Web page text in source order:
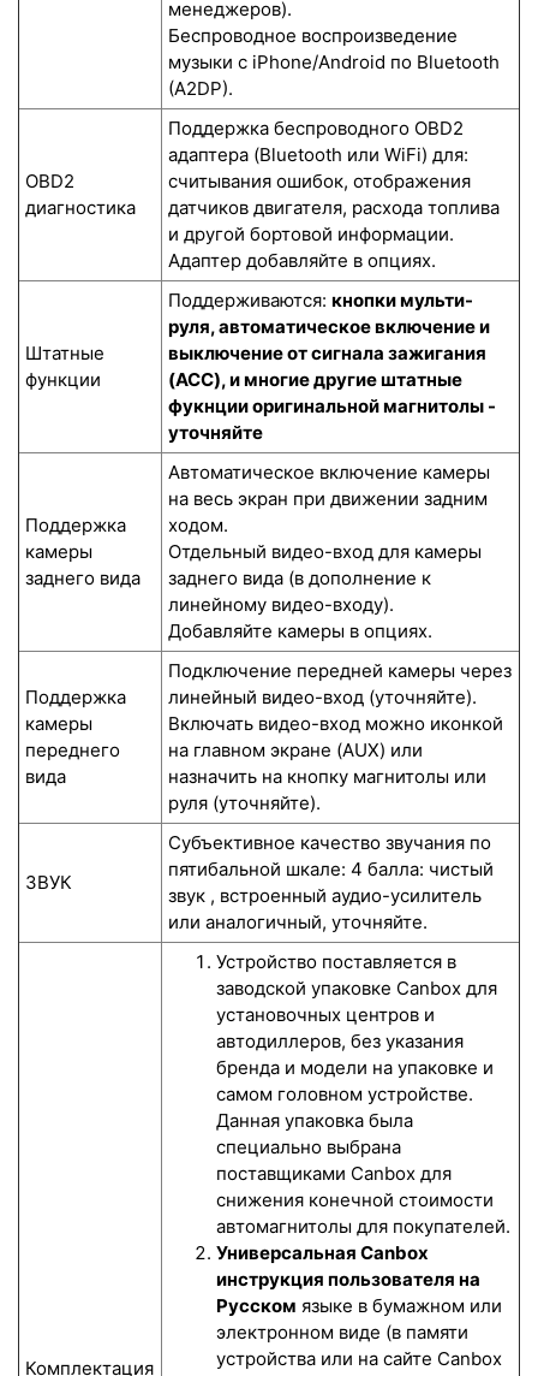
менеджеров).
Беспроводное воспроизведение
музыки с iPhone/Android по Bluetooth
(A2DP).
OBD2
диагностика
Поддержка беспроводного OBD2
адаптера (Bluetooth или WiFi) для:
считывания ошибок, отображения
датчиков двигателя, расхода топлива
и другой бортовой информации.
Адаптер добавляйте в опциях.
Штатные
функции
Поддерживаются: кнопки мульти-
руля, автоматическое включение и
выключение от сигнала зажигания
(ACC), и многие другие штатные
фукнции оригинальной магнитолы -
уточняйте
Поддержка
камеры
заднего вида
Автоматическое включение камеры
на весь экран при движении задним
ходом.
Отдельный видео-вход для камеры
заднего вида (в дополнение к
линейному видео-входу).
Добавляйте камеры в опциях.
Поддержка
камеры
переднего
вида
Подключение передней камеры через
линейный видео-вход (уточняйте).
Включать видео-вход можно иконкой
на главном экране (AUX) или
назначить на кнопку магнитолы или
руля (уточняйте).
ЗВУК
Субъективное качество звучания по
пятибальной шкале: 4 балла: чистый
звук , встроенный аудио-усилитель
или аналогичный, уточняйте.
Комплектация
Устройство поставляется в
заводской упаковке Canbox для
установочных центров и
автодиллеров, без указания
бренда и модели на упаковке и
самом головном устройстве.
Данная упаковка была
специально выбрана
поставщиками Canbox для
снижения конечной стоимости
автомагнитолы для покупателей.
Универсальная Canbox
инструкция пользователя на
Русском языке в бумажном или
электронном виде (в памяти
устройства или на сайте Canbox